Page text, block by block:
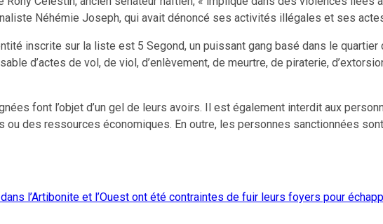
Néhémie Joseph, qui avait dénoncé ses activités illégales et ses
inscrite sur la liste est 5 Segond, un puissant gang basé dans le
d’actes de vol, de viol, d’enlèvement, de meurtre, de piraterie,
font l’objet d’un gel de leurs avoirs. Il est également interdit aux
des ressources économiques. En outre, les personnes sanctionnées
l’Artibonite et l’Ouest ont été contraintes de fuir leurs foyers pour